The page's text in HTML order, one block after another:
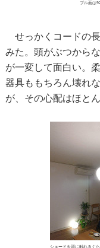
ブル面は
せっかくコードの
みた。頭がぶつから
が一変して面白い。
器具ももちろん壊れ
が、その心配はほとん
シェードを頭に触れるぐ